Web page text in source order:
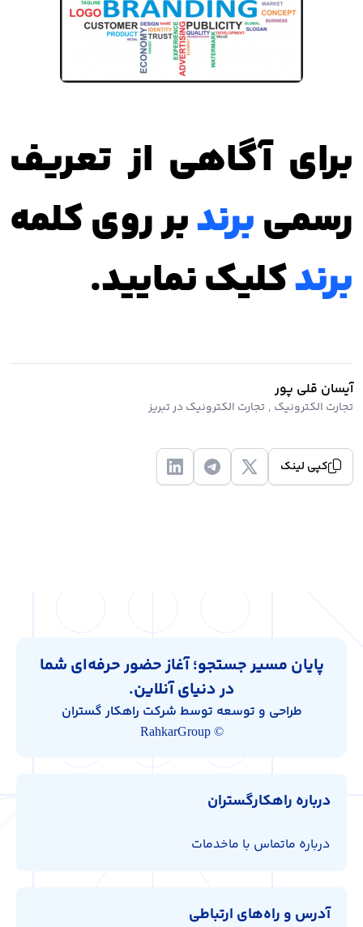
برای آگاهی از تعریف
رسمیبرندبر روی کلمه
برندکلیک نمایید.
آیسان قلی پور
تجارت الکترونیک , تجارت الکترونیک در تبریز
کپی لینک
پایان مسیر جستجو؛ آغاز حضور حرفه‌ای شما
در دنیای آنلاین.
طراحی و توسعه توسط شرکت راهکار گستران
© RahkarGroup
درباره راهکارگستران
درباره ماتماس با ماخدمات
آدرس و راه‌های ارتباطی